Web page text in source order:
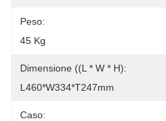
Peso:
45 Kg
Dimensione ((L * W * H):
L460*W334*T247mm
Caso: